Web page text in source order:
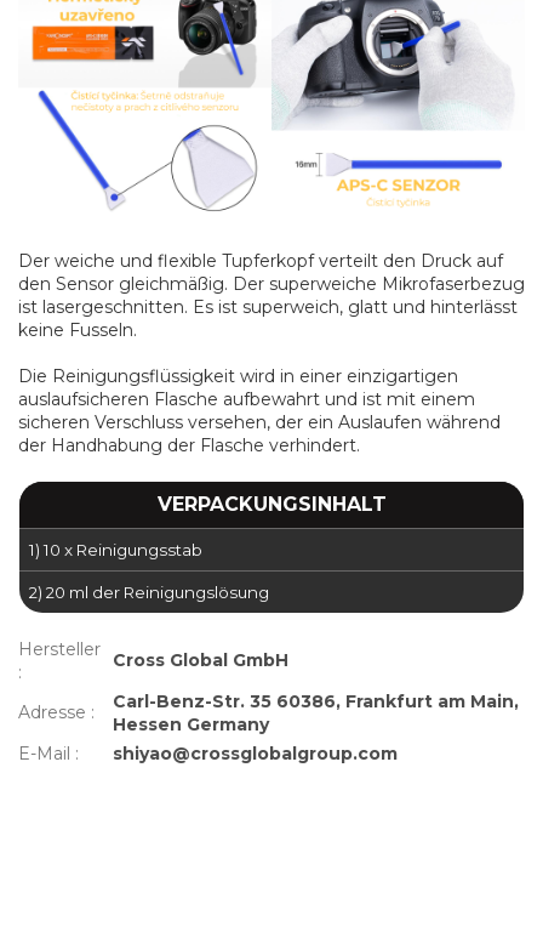
Der weiche und flexible Tupferkopf verteilt den Druck auf
den Sensor gleichmäßig. Der superweiche Mikrofaserbezug
ist lasergeschnitten. Es ist superweich, glatt und hinterlässt
keine Fusseln.
Die Reinigungsflüssigkeit wird in einer einzigartigen
auslaufsicheren Flasche aufbewahrt und ist mit einem
sicheren Verschluss versehen, der ein Auslaufen während
der Handhabung der Flasche verhindert.
VERPACKUNGSINHALT
1) 10 x Reinigungsstab
2) 20 ml der Reinigungslösung
Hersteller
:
Cross Global GmbH
Adresse :
Carl-Benz-Str. 35 60386, Frankfurt am Main,
Hessen Germany
E-Mail : shiyao@crossglobalgroup.com